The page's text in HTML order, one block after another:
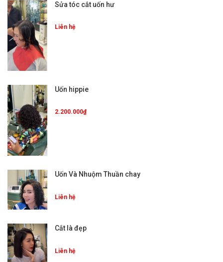
Sửa tóc cắt uốn hư
Liên hệ
Uốn hippie
2.200.000₫
Uốn Và Nhuộm Thuần chay
Liên hệ
Cắt là đẹp
Liên hệ